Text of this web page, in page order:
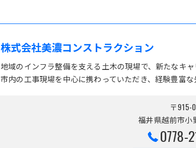
株式会社美濃コンストラクション
地域のインフラ整備を支える土木の現場で、新たなキ
市内の工事現場を中心に携わっていただき、経験豊富な
〒915-
福井県越前市小
0778-